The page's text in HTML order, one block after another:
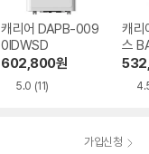
캐리어 DAPB-009
0IDWSD
602,800원
5.0 (11)
캐리
스
가입신청